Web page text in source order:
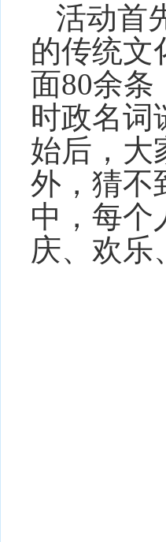
活动首
的传统文
面80余条
时政名词
始后，大
外，猜不
中，每个
庆、欢乐